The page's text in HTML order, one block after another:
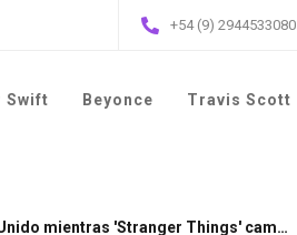
+54 (9) 2944533080
Swift Beyonce Travis Scott
'Stranger Things' cambia la lista